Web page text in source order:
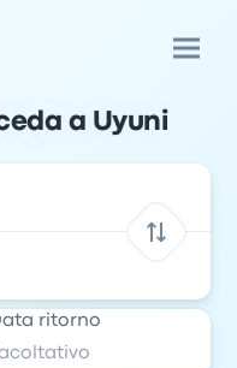
a Uyuni
ritorno